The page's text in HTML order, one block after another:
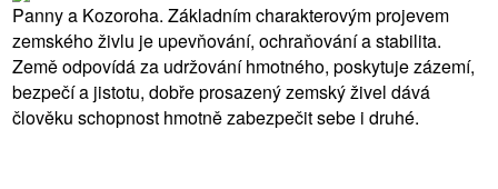
Panny a Kozoroha. Základním charakterovým projevem
zemského živlu je upevňování, ochraňování a stabilita.
Země odpovídá za udržování hmotného, poskytuje zázemí,
bezpečí a jistotu, dobře prosazený zemský živel dává
člověku schopnost hmotně zabezpečit sebe i druhé.